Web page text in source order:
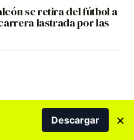
se retira del fútbol a
lastrada por las
Egatesa se impone al
y continúa su puesta a
Descargar ×